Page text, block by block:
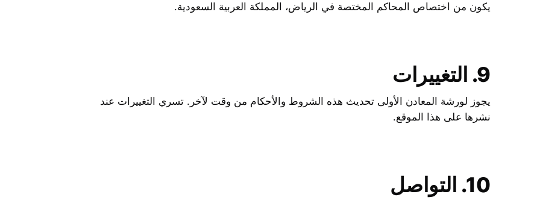
يكون من اختصاص المحاكم المختصة في الرياض، المملكة العربية السعودية.
9. التغييرات
يجوز لورشة المعادن الأولى تحديث هذه الشروط والأحكام من وقت لآخر. تسري التغييرات عند
نشرها على هذا الموقع.
10. التواصل